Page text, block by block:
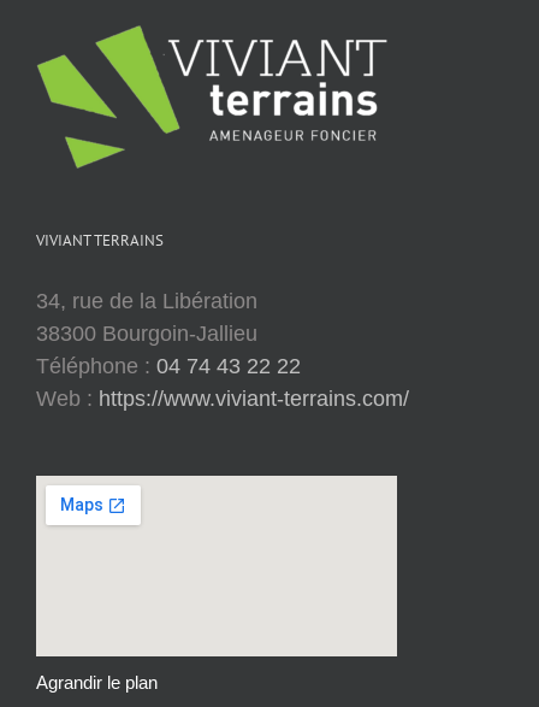
VIVIANT TERRAINS
34, rue de la Libération
38300 Bourgoin-Jallieu
Téléphone : 04 74 43 22 22
Web : https://www.viviant-terrains.com/
Agrandir le plan